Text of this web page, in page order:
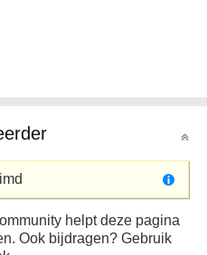
helpt deze pagina
Ook bijdragen? Gebruik